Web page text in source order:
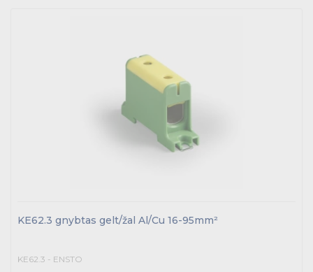
KE62.3 gnybtas gelt/žal Al/Cu 16-95mm²
KE62.3 - ENSTO